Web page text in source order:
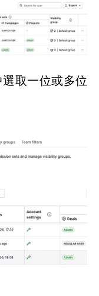
取一位或多位